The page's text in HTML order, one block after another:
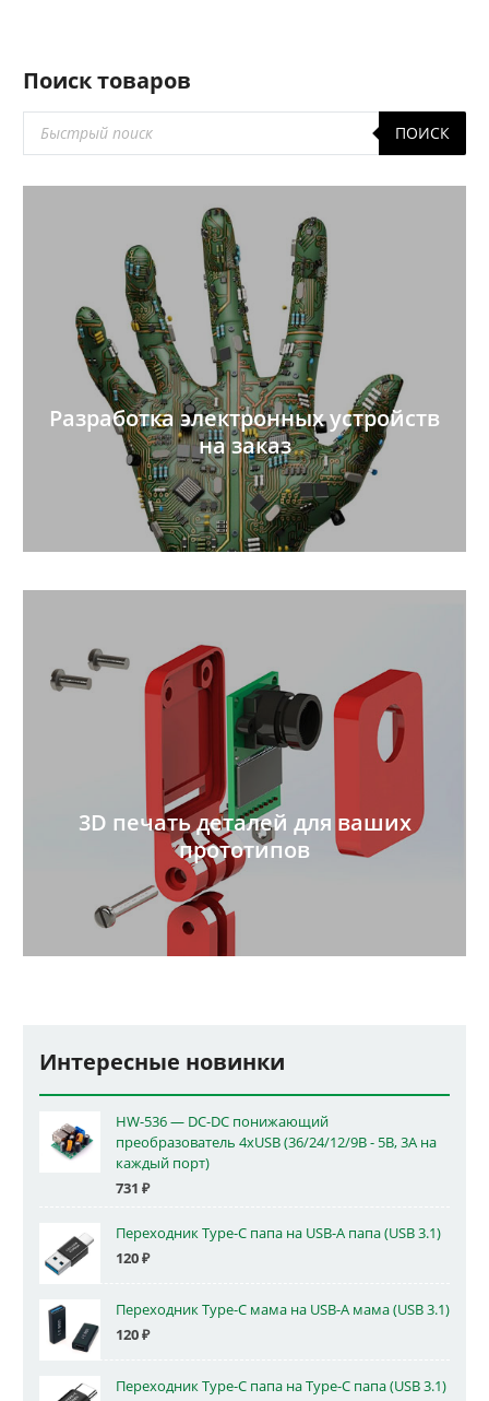
Поиск товаров
товаров
ПОИСК
Разработка электронных устройств
на заказ
3D печать деталей для ваших
прототипов
Интересные новинки
HW-536 — DC-DC понижающий
преобразователь 4xUSB (36/24/12/9В - 5В, 3А на
каждый порт)
731 ₽
Переходник Type-C папа на USB-A папа (USB 3.1)
120₽
Переходник Type-C мама на USB-A мама (USB 3.1)
120₽
Переходник Type-C папа на Type-C папа (USB 3.1)